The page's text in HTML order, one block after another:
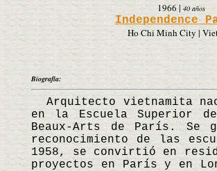
1966 |40 años
Independence
Ho Chi Minh City |
Biografía:
Arquitecto vietnamita
en la Escuela Superior
Beaux-Arts de París. Se
reconocimiento de las
1958, se convirtió en
proyectos en París y en